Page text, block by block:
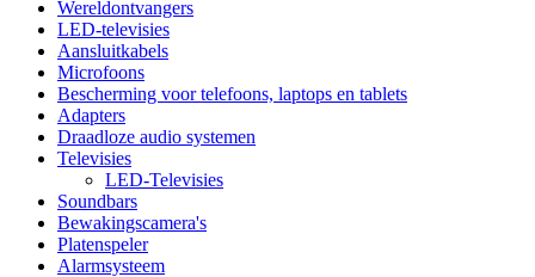
Wereldontvangers
LED-televisies
Aansluitkabels
Microfoons
Bescherming voor telefoons, laptops en tablets
Adapters
Draadloze audio systemen
Televisies
LED-Televisies
Soundbars
Bewakingscamera's
Platenspeler
Alarmsysteem